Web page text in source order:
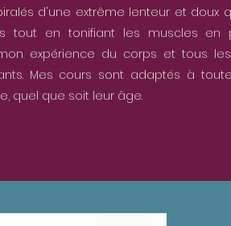
d'une extrême lenteur et doux
tout en tonifiant les muscles en
expérience du corps et tous
Mes cours sont adaptés à
quel que soit leur âge.